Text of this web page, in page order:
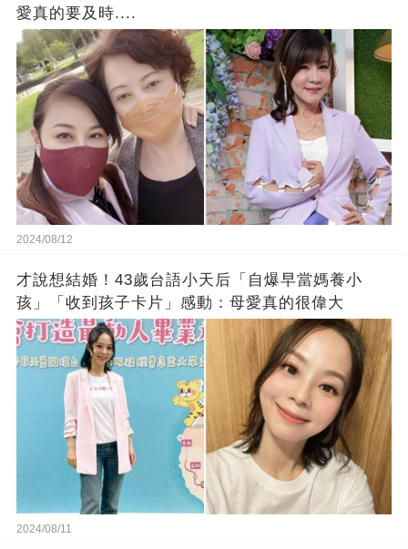
愛真的要及時....
2024/08/12
才說想結婚！43歲台語小天后「自爆早當媽養小
孩」「收到孩子卡片」感動：母愛真的很偉大
2024/08/11